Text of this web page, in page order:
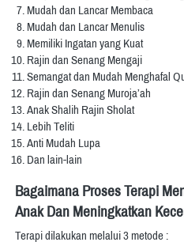
Mudah dan Lancar Membaca
Mudah dan Lancar Menulis
Memiliki Ingatan yang Kuat
Rajin dan Senang Mengaji
Semangat dan Mudah Menghafal
Rajin dan Senang Muroja’ah
Anak Shalih Rajin Sholat
Lebih Teliti
Anti Mudah Lupa
Dan lain-lain
Bagaimana Proses Terapi
Anak Dan Meningkatkan
Terapi dilakukan melalui 3 metode :